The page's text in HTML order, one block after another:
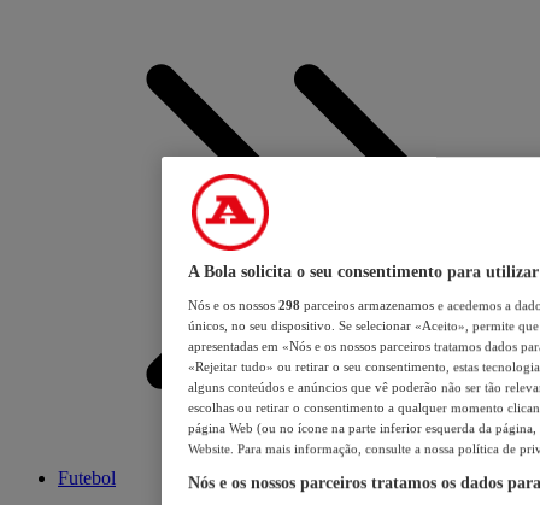
Futebol
A Bola solicita o seu consentimento para utilizar
Nós e os nossos 298 parceiros armazenamos e acedemos a
únicos, no seu dispositivo. Se selecionar «Aceito», permite
apresentadas em «Nós e os nossos parceiros tratamos dados
«Rejeitar tudo» ou retirar o seu consentimento, estas
alguns conteúdos e anúncios que vê poderão não ser tão
escolhas ou retirar o consentimento a qualquer momento
página Web (ou no ícone na parte inferior esquerda da página,
Website. Para mais informação, consulte a nossa política de
Nós e os nossos parceiros tratamos os dados